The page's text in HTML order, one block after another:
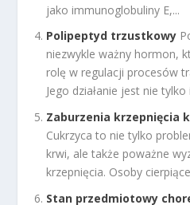
jako immunoglobuliny E,...
Polipeptyd trzustkowy
niezwykle ważny hormon,
rolę w regulacji procesów
Jego działanie jest nie
Zaburzenia krzepnięcia
Cukrzyca to nie tylko
krwi, ale także poważne
krzepnięcia. Osoby
Stan przedmiotowy